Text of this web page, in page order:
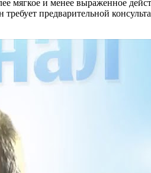
и менее выраженное
предварительной